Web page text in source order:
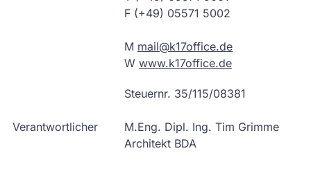
F (+49) 05571 5002
M mail@k17office.de
W www.k17office.de
Steuernr. 35/115/08381
Verantwortlicher
M.Eng. Dipl. Ing. Tim Grimme
Architekt BDA